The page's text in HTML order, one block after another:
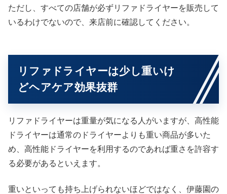
ただし、すべての店舗が必ずリファドライヤーを販売して
いるわけでないので、来店前に確認してください。
リファドライヤーは少し重いけ
どヘアケア効果抜群
リファドライヤーは重量が気になる人がいますが、高性能
ドライヤーは通常のドライヤーよりも重い商品が多いた
め、高性能ドライヤーを利用するのであれば重さを許容す
る必要があるといえます。
重いといっても持ち上げられないほどではなく、伊藤園の